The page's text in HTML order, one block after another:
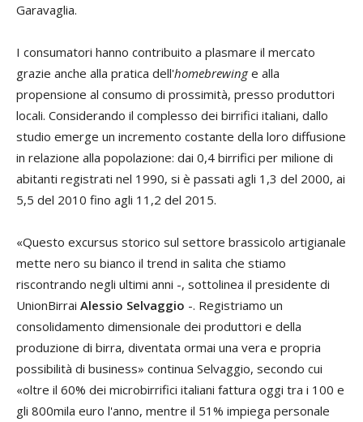
Garavaglia.
I consumatori hanno contribuito a plasmare il mercato
grazie anche alla pratica dell'homebrewinge alla
propensione al consumo di prossimità, presso produttori
locali. Considerando il complesso dei birrifici italiani, dallo
studio emerge un incremento costante della loro diffusione
in relazione alla popolazione: dai 0,4 birrifici per milione di
abitanti registrati nel 1990, si è passati agli 1,3 del 2000, ai
5,5 del 2010 fino agli 11,2 del 2015.
«Questo excursus storico sul settore brassicolo artigianale
mette nero su bianco il trend in salita che stiamo
riscontrando negli ultimi anni -, sottolinea il presidente di
UnionBirrai Alessio Selvaggio -. Registriamo un
consolidamento dimensionale dei produttori e della
produzione di birra, diventata ormai una vera e propria
possibilità di business» continua Selvaggio, secondo cui
«oltre il 60% dei microbirrifici italiani fattura oggi tra i 100 e
gli 800mila euro l'anno, mentre il 51% impiega personale